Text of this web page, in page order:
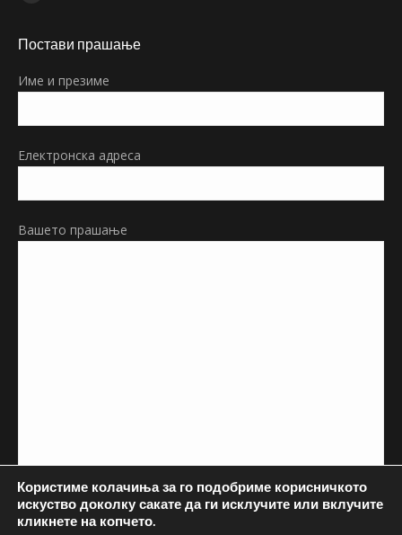
opens
new
Постави прашање
Име и презиме
Електронска адреса
Вашето прашање
Користиме колачиња за го подобриме корисничкото
искуство доколку сакате да ги исклучите или вклучите
кликнете на копчето.